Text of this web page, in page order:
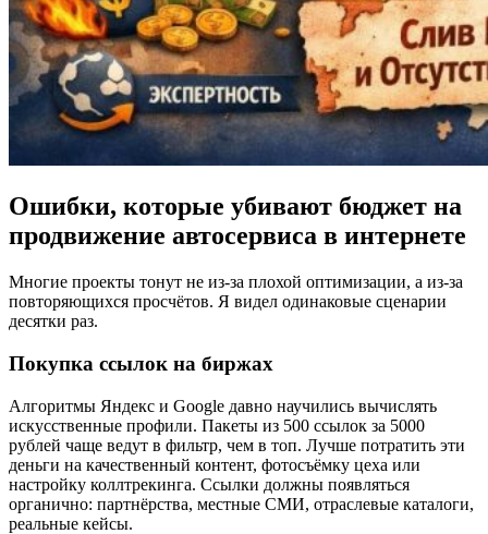
Ошибки, которые убивают бюджет на
продвижение автосервиса в интернете
Многие проекты тонут не из-за плохой оптимизации, а из-за
повторяющихся просчётов. Я видел одинаковые сценарии
десятки раз.
Покупка ссылок на биржах
Алгоритмы Яндекс и Google давно научились вычислять
искусственные профили. Пакеты из 500 ссылок за 5000
рублей чаще ведут в фильтр, чем в топ. Лучше потратить эти
деньги на качественный контент, фотосъёмку цеха или
настройку коллтрекинга. Ссылки должны появляться
органично: партнёрства, местные СМИ, отраслевые каталоги,
реальные кейсы.